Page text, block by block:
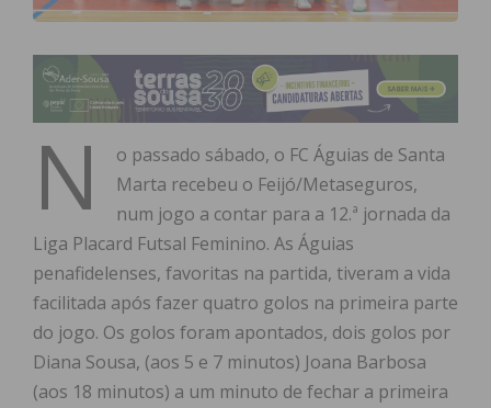
N
o passado sábado, o FC Águias de Santa
Marta recebeu o Feijó/Metaseguros,
num jogo a contar para a 12.ª jornada da
Liga Placard Futsal Feminino. As Águias
penafidelenses, favoritas na partida, tiveram a vida
facilitada após fazer quatro golos na primeira parte
do jogo. Os golos foram apontados, dois golos por
Diana Sousa, (aos 5 e 7 minutos) Joana Barbosa
(aos 18 minutos) a um minuto de fechar a primeira